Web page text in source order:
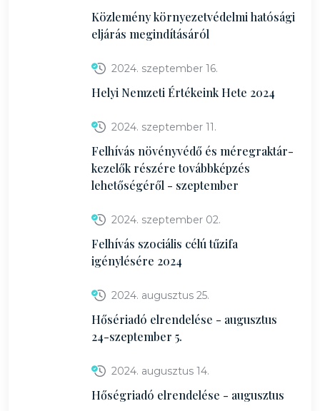
Közlemény környezetvédelmi hatósági
eljárás megindításáról
2024. szeptember 16.
Helyi Nemzeti Értékeink Hete 2024
2024. szeptember 11.
Felhívás növényvédő és méregraktár-
kezelők részére továbbképzés
lehetőségéről - szeptember
2024. szeptember 02.
Felhívás szociális célú tűzifa
igénylésére 2024
2024. augusztus 25.
Hősériadó elrendelése - augusztus
24-szeptember 5.
2024. augusztus 14.
Hőségriadó elrendelése - augusztus